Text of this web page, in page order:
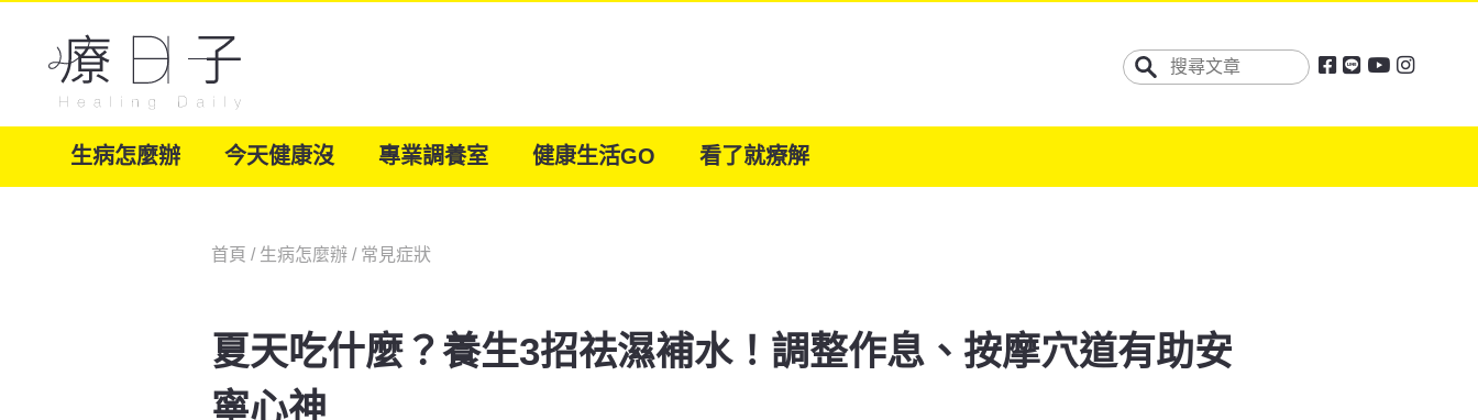
生病怎麼辦 今天健康沒 專業調養室 健康生活GO 看了就療解
首頁 / 生病怎麼辦 / 常見症狀
夏天吃什麼？養生3招祛濕補水！調整作息、按摩穴道有助安
寧心神